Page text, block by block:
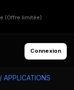
(Offre limitée)
Connexion
APPLICATIONS